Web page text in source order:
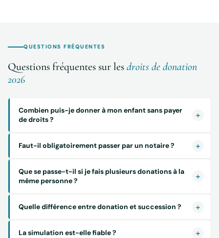
QUESTIONS FRÉQUENTES
Questions fréquentes sur lesdroits de donation
2026
Combien puis-je donner à mon enfant sans payer
de droits ?
Faut-il obligatoirement passer par un notaire ?
Que se passe-t-il si je fais plusieurs donations à la
même personne ?
Quelle différence entre donation et succession ?
La simulation est-elle fiable ?